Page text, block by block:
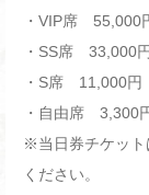
・VIP席
・SS席 33,000円
・S席 11,000円
・自由席
※当日券チケット
ください。